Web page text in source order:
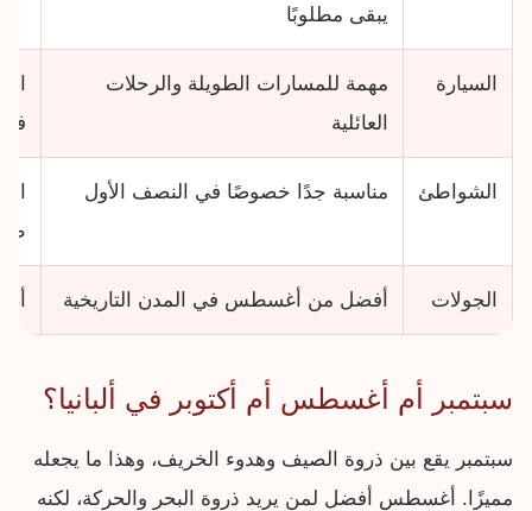
يبقى مطلوبًا
السيارة
مهمة للمسارات الطويلة والرحلات
العائلية
الشواطئ مناسبة جدًا خصوصًا في النصف الأول
الجولات أفضل من أغسطس في المدن التاريخية
سبتمبر أم أغسطس أم أكتوبر في ألبانيا؟
سبتمبر يقع بين ذروة الصيف وهدوء الخريف، وهذا ما يجعله
مميزًا. أغسطس أفضل لمن يريد ذروة البحر والحركة، لكنه